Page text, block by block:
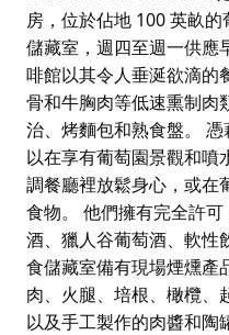
房，位於佔地 100 英畝
儲藏室，週四至週一供應
啡館以其令人垂涎欲滴的
骨和牛胸肉等低速熏制肉
治、烤麵包和熟食盤。
以在享有葡萄園景觀和噴
調餐廳裡放鬆身心，或在
食物。 他們擁有完全許
酒、獵人谷葡萄酒、軟性
食儲藏室備有現場煙燻產
肉、火腿、培根、橄欖、
以及手工製作的肉醬和陶